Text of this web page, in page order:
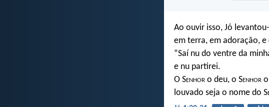
Ao ouvir isso, Jó
em terra, em adoração, e
“Saí nu do ventre da
e nu partirei.
O Senhor o deu, o Senhor
louvado seja o nome do S